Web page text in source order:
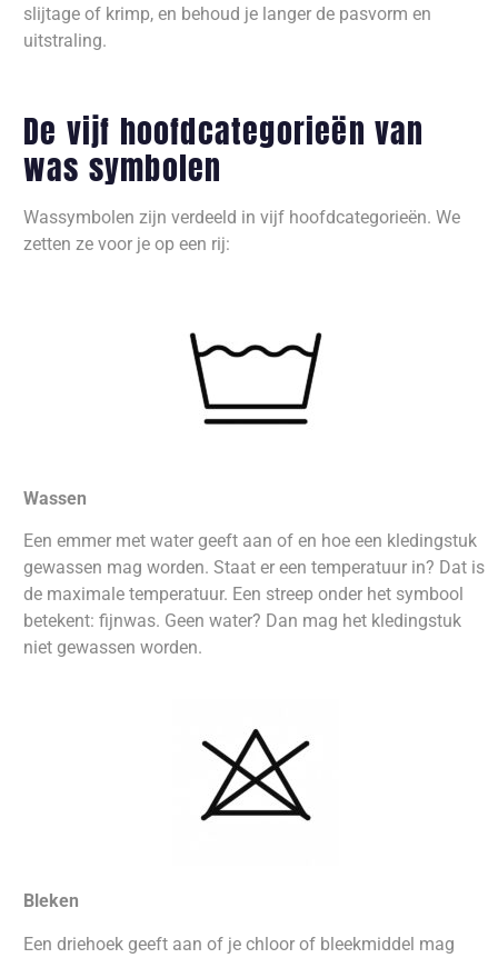
slijtage of krimp, en behoud je langer de pasvorm en
uitstraling.
De vijf hoofdcategorieën van
was symbolen
Wassymbolen zijn verdeeld in vijf hoofdcategorieën. We
zetten ze voor je op een rij:
Wassen
Een emmer met water geeft aan of en hoe een kledingstuk
gewassen mag worden. Staat er een temperatuur in? Dat is
de maximale temperatuur. Een streep onder het symbool
betekent: fijnwas. Geen water? Dan mag het kledingstuk
niet gewassen worden.
Bleken
Een driehoek geeft aan of je chloor of bleekmiddel mag